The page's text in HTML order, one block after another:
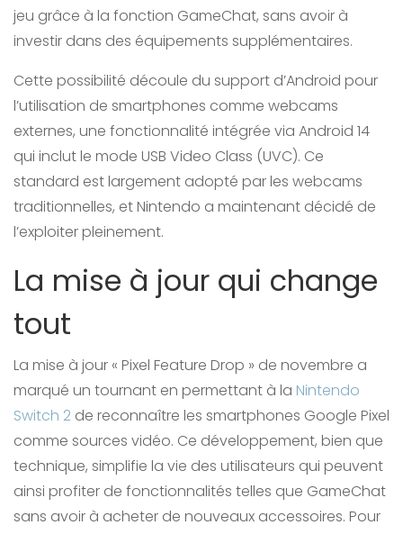
jeu grâce à la fonction GameChat, sans avoir à
investir dans des équipements supplémentaires.
Cette possibilité découle du support d’Android pour
l’utilisation de smartphones comme webcams
externes, une fonctionnalité intégrée via Android 14
qui inclut le mode USB Video Class (UVC). Ce
standard est largement adopté par les webcams
traditionnelles, et Nintendo a maintenant décidé de
l’exploiter pleinement.
La mise à jour qui change
tout
La mise à jour « Pixel Feature Drop » de novembre a
marqué un tournant en permettant à la Nintendo
Switch 2 de reconnaître les smartphones Google Pixel
comme sources vidéo. Ce développement, bien que
technique, simplifie la vie des utilisateurs qui peuvent
ainsi profiter de fonctionnalités telles que GameChat
sans avoir à acheter de nouveaux accessoires. Pour